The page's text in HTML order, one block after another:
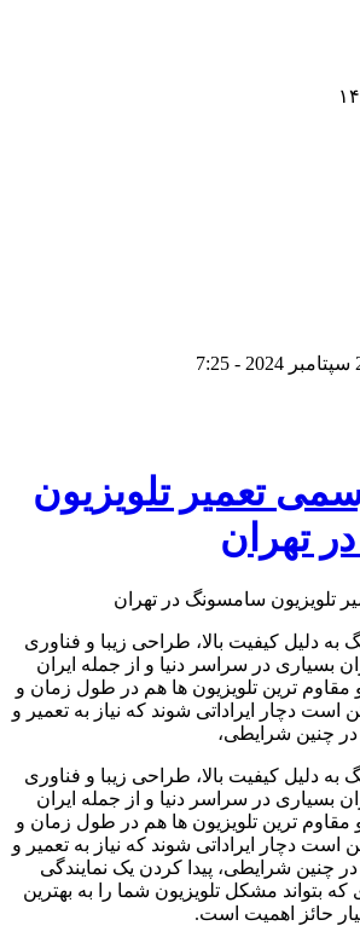
تعمیر تلویزیون
تهران
به دلیل کیفیت بالا، طراحی زیبا و فناوری
بسیاری در سراسر دنیا و از جمله ایران
و مقاوم ترین تلویزیون ها هم در طول زمان و
است دچار ایراداتی شوند که نیاز به تعمیر و
چنین شرایطی،
به دلیل کیفیت بالا، طراحی زیبا و فناوری
بسیاری در سراسر دنیا و از جمله ایران
و مقاوم ترین تلویزیون ها هم در طول زمان و
است دچار ایراداتی شوند که نیاز به تعمیر و
چنین شرایطی، پیدا کردن یک نمایندگی
بتواند مشکل تلویزیون شما را به بهترین
حائز اهمیت است.